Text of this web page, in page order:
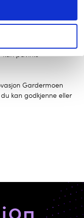
data som lagres
eller preferanser
automatisk. Du
kan påvirke
Gardermoen
kan godkjenne eller